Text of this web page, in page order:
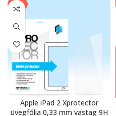
-9%
Apple iPad 2 Xprotector
üvegfólia 0,33 mm vastag 9H